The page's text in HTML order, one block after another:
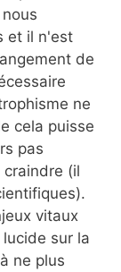
et il n'est
de
ne
cela puisse
pas
(il
vitaux
sur la
ne plus